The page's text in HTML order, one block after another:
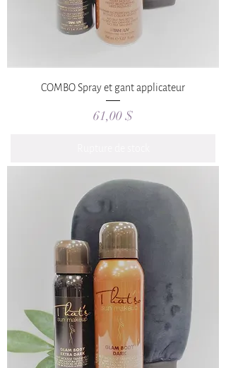
COMBO Spray et gant applicateur
Prix
61,00 $